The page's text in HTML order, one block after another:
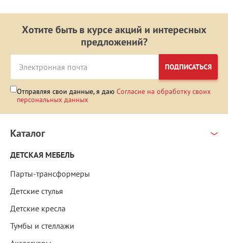
Хотите быть в курсе акций и интересных
предложений?
ПОДПИСАТЬСЯ
Отправляя свои данные, я даю Согласие на обработку своих
персональных данных
Каталог
ДЕТСКАЯ МЕБЕЛЬ
Парты-трансформеры
Детские стулья
Детские кресла
Тумбы и стеллажи